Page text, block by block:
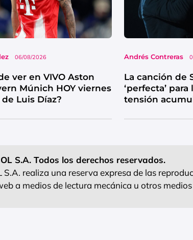
06/08/2026
ver en VIVO Aston
Múnich HOY viernes
Luis Díaz?
Andrés Contreras
La canción de
‘perfecta’
tensión
S.A. Todos los derechos reservados.
S.A. realiza una reserva expresa de las
a medios de lectura mecánica u otros